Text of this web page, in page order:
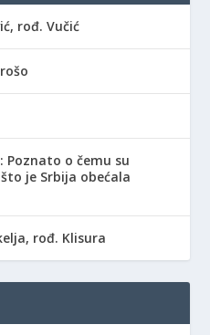
rođ. Vučić
Poznato o čemu su
je Srbija obećala
rođ. Klisura